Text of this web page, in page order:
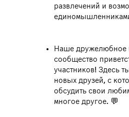
развлечений и
Наше дружелюбное
сообщество
участников! Здесь
новых друзей, с
обсудить свои
многое другое. 💬